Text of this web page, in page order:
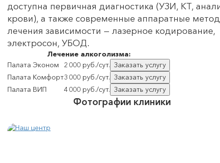
доступна первичная диагностика (УЗИ, КТ,
крови), а также современные аппаратные
лечения зависимости — лазерное кодирование,
электросон, УБОД.
Лечение алкоголизма:
Палата Эконом
2 000 руб./сут. Заказать услугу
Палата Комфорт3 000 руб./сут. Заказать услугу
Палата ВИП
4 000 руб./сут. Заказать услугу
Фотографии клиники